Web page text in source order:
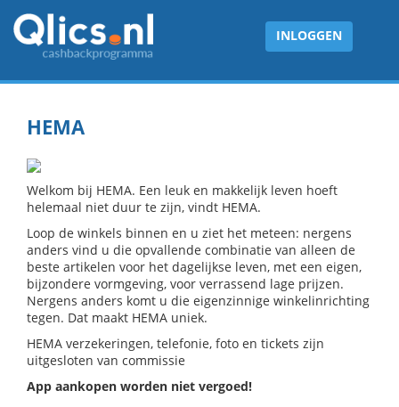
INLOGGEN
HEMA
Welkom bij HEMA. Een leuk en makkelijk leven hoeft
helemaal niet duur te zijn, vindt HEMA.
Loop de winkels binnen en u ziet het meteen: nergens
anders vind u die opvallende combinatie van alleen de
beste artikelen voor het dagelijkse leven, met een eigen,
bijzondere vormgeving, voor verrassend lage prijzen.
Nergens anders komt u die eigenzinnige winkelinrichting
tegen. Dat maakt HEMA uniek.
HEMA verzekeringen, telefonie, foto en tickets zijn
uitgesloten van commissie
App aankopen worden niet vergoed!